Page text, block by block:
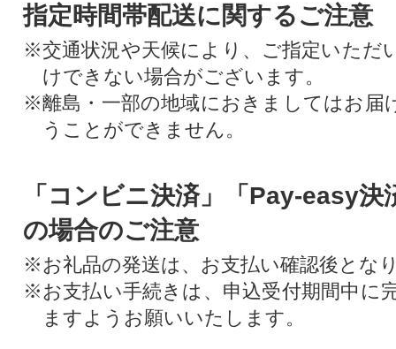
指定時間帯配送に関するご注意
※交通状況や天候により、ご指定いただ
けできない場合がございます。
※離島・一部の地域におきましてはお届
うことができません。
「コンビニ決済」「Pay-easy決
の場合のご注意
※お礼品の発送は、お支払い確認後とな
※お支払い手続きは、申込受付期間中に
ますようお願いいたします。